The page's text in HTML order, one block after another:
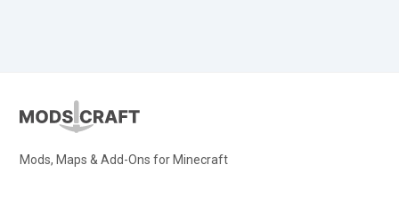
Mods, Maps & Add-Ons for Minecraft